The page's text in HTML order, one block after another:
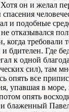
он и желал
и подобные
отказывался
требовали
бдителен. Где
к одной
сил), там
опять все
упавшая в море,
опять
блаженный